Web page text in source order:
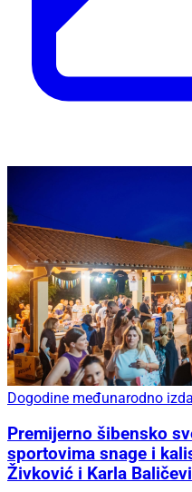
Dogodine međunarodno
Premijerno šibensko
sportovima snage i
Živković i Karla